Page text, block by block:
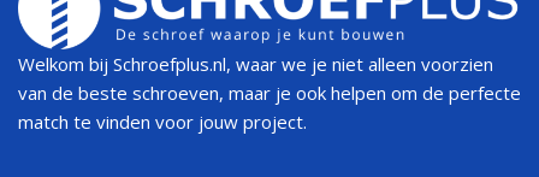
Welkom bij Schroefplus.nl, waar we je niet alleen voorzien
van de beste schroeven, maar je ook helpen om de perfecte
match te vinden voor jouw project.